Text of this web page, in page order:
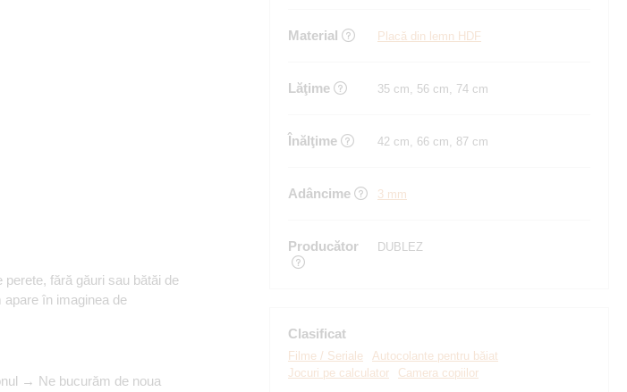
fără găuri sau bătăi de
în imaginea de
→ Ne bucurăm de noua
Material Placă din lemn HDF
Lăţime 35 cm, 56 cm, 74 cm
Înălţime 42 cm, 66 cm, 87 cm
Adâncime 3 mm
Producător DUBLEZ
Clasificat
Filme / Seriale
Autocolante pentru băiat
Jocuri pe calculator
Camera copiilor